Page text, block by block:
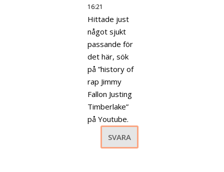
16:21
Hittade just
något sjukt
passande för
det här, sök
på ”history of
rap Jimmy
Fallon Justing
Timberlake”
på Youtube.
SVARA